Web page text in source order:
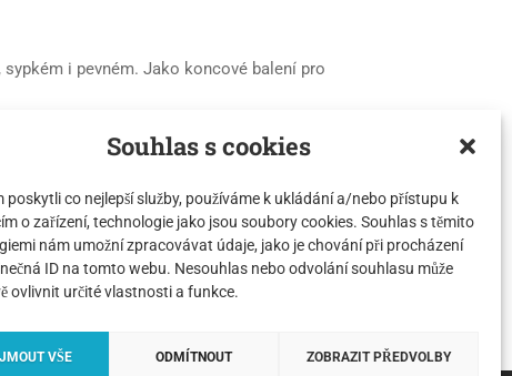
Souhlas s cookies
poskytli co nejlepší služby, používáme k ukládání a/nebo přístupu k
o zařízení, technologie jako jsou soubory cookies. Souhlas s těmito
nám umožní zpracovávat údaje, jako je chování při procházení
ID na tomto webu. Nesouhlas nebo odvolání souhlasu může
ovlivnit určité vlastnosti a funkce.
VŠE ODMÍTNOUT ZOBRAZIT PŘEDVOLBY
i pevném. Jako koncové balení pro